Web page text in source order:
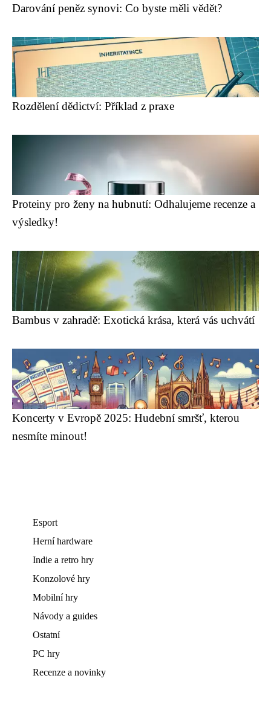
Darování peněz synovi: Co byste měli vědět?
Rozdělení dědictví: Příklad z praxe
Proteiny pro ženy na hubnutí: Odhalujeme recenze a
výsledky!
Bambus v zahradě: Exotická krása, která vás uchvátí
Koncerty v Evropě 2025: Hudební smršť, kterou
nesmíte minout!
Esport
Herní hardware
Indie a retro hry
Konzolové hry
Mobilní hry
Návody a guides
Ostatní
PC hry
Recenze a novinky